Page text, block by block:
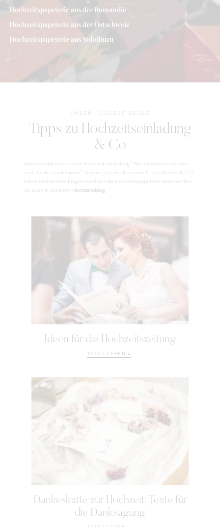
Hochzeitspapeterie aus der Romandie
Hochzeitspapeterie aus der Ostschweiz
Hochzeitspapeterie aus Solothurn
UNSER HOCHZEITSBLOG
Tipps zu Hochzeitseinladung
& Co
Was schreibt man in eine Hochzeitseinladung? Wie formuliert man den
Text für die Dankeskarte? Und was ist mit Kirchenheft, Tischkarten & Co?
Diese und weitere Fragen rund um die Hochzeitspapeterie beantworten
wir euch in unserem Hochzeitsblog.
Ideen für die Hochzeitszeitung
JETZT LESEN »
Dankeskarte zur Hochzeit: Texte für
die Danksagung